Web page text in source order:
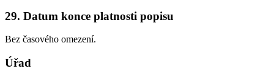
29. Datum konce platnosti popisu
Bez časového omezení.
Úřad